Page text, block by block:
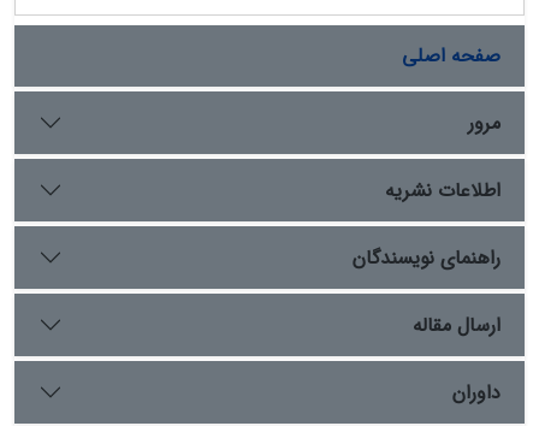
صفحه اصلی
مرور
اطلاعات نشریه
راهنمای نویسندگان
ارسال مقاله
داوران